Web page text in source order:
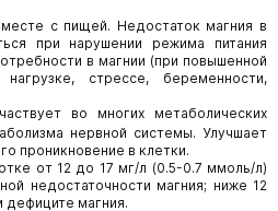
с пищей. Недостаток магния в
при нарушении режима питания
в магнии (при повышенной
стрессе, беременности,
во многих метаболических
нервной системы. Улучшает
проникновение в клетки.
от 12 до 17 мг/л (0.5-0.7 ммоль/л)
недостаточности магния; ниже 12
магния.